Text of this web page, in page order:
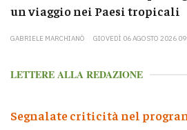
un viaggio nei Paesi tropicali
GABRIELE MARCHIANÒ GIOVEDÌ 06 AGOSTO 2026
LETTERE ALLA REDAZIONE
Segnalate criticità nel